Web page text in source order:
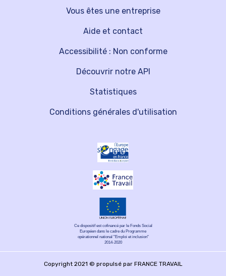
Vous êtes une entreprise
Découvrir notre API
Aide et contact
Statistiques
Accessibilité : Non conforme
Conditions générales d'utilisation
Ce dispositif est cofinancé par le Fonds Social
Européen dans le cadre du Programme
opérationnel national "Emploi et inclusion"
2014-2020
Copyright 2021 © propulsé par FRANCE TRAVAIL